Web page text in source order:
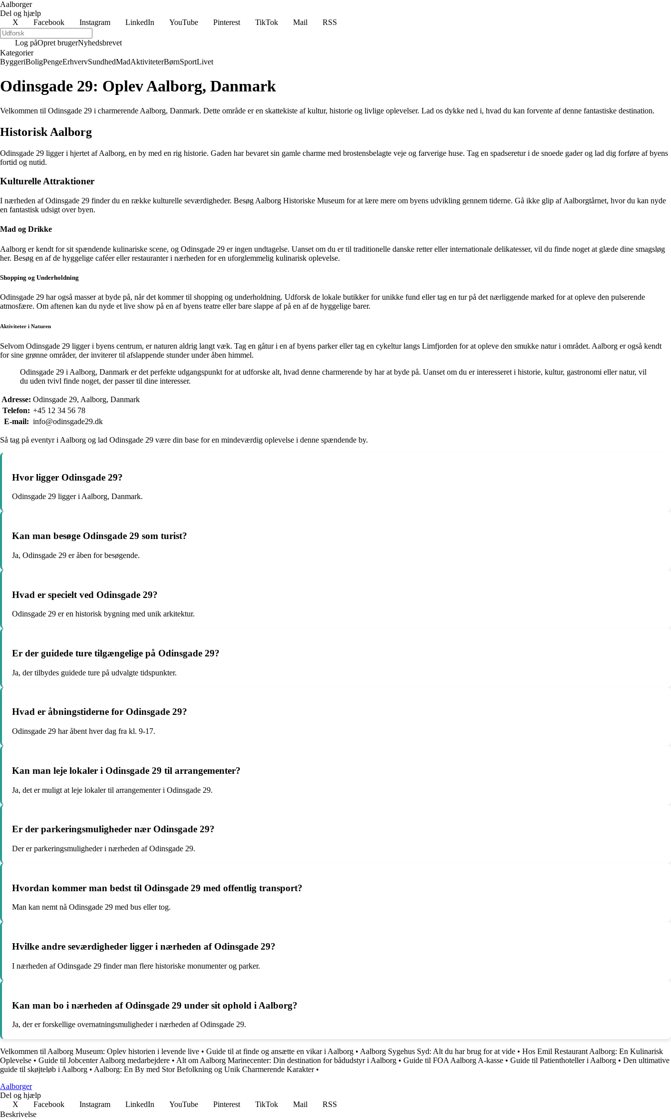
Aalborger
Del og hjælp
X
Facebook Instagram LinkedIn YouTube Pinterest TikTok Mail RSS
Log påOpret brugerNyhedsbrevet
Kategorier
ByggeriBoligPengeErhvervSundhedMadAktiviteterBørnSportLivet
Odinsgade 29: Oplev Aalborg, Danmark
Velkommen til Odinsgade 29 i charmerende Aalborg, Danmark. Dette område er en skattekiste af kultur, historie og livlige oplevelser. Lad os dykke ned i, hvad du kan forvente af denne fantastiske destination.
Historisk Aalborg
Odinsgade 29 ligger i hjertet af Aalborg, en by med en rig historie. Gaden har bevaret sin gamle charme med brostensbelagte veje og farverige huse. Tag en spadseretur i de snoede gader og lad dig forføre af byens
fortid og nutid.
Kulturelle Attraktioner
I nærheden af Odinsgade 29 finder du en række kulturelle seværdigheder. Besøg Aalborg Historiske Museum for at lære mere om byens udvikling gennem tiderne. Gå ikke glip af Aalborgtårnet, hvor du kan nyde
en fantastisk udsigt over byen.
Mad og Drikke
Aalborg er kendt for sit spændende kulinariske scene, og Odinsgade 29 er ingen undtagelse. Uanset om du er til traditionelle danske retter eller internationale delikatesser, vil du finde noget at glæde dine smagsløg
her. Besøg en af de hyggelige caféer eller restauranter i nærheden for en uforglemmelig kulinarisk oplevelse.
Shopping og Underholdning
Odinsgade 29 har også masser at byde på, når det kommer til shopping og underholdning. Udforsk de lokale butikker for unikke fund eller tag en tur på det nærliggende marked for at opleve den pulserende
atmosfære. Om aftenen kan du nyde et live show på en af byens teatre eller bare slappe af på en af de hyggelige barer.
Aktiviteter i Naturen
Selvom Odinsgade 29 ligger i byens centrum, er naturen aldrig langt væk. Tag en gåtur i en af byens parker eller tag en cykeltur langs Limfjorden for at opleve den smukke natur i området. Aalborg er også kendt
for sine grønne områder, der inviterer til afslappende stunder under åben himmel.
Odinsgade 29 i Aalborg, Danmark er det perfekte udgangspunkt for at udforske alt, hvad denne charmerende by har at byde på. Uanset om du er interesseret i historie, kultur, gastronomi eller natur, vil
du uden tvivl finde noget, der passer til dine interesser.
Adresse: Odinsgade 29, Aalborg, Danmark
Telefon: +45 12 34 56 78
E-mail: info@odinsgade29.dk
Så tag på eventyr i Aalborg og lad Odinsgade 29 være din base for en mindeværdig oplevelse i denne spændende by.
Hvor ligger Odinsgade 29?
Odinsgade 29 ligger i Aalborg, Danmark.
Kan man besøge Odinsgade 29 som turist?
Ja, Odinsgade 29 er åben for besøgende.
Hvad er specielt ved Odinsgade 29?
Odinsgade 29 er en historisk bygning med unik arkitektur.
Er der guidede ture tilgængelige på Odinsgade 29?
Ja, der tilbydes guidede ture på udvalgte tidspunkter.
Hvad er åbningstiderne for Odinsgade 29?
Odinsgade 29 har åbent hver dag fra kl. 9-17.
Kan man leje lokaler i Odinsgade 29 til arrangementer?
Ja, det er muligt at leje lokaler til arrangementer i Odinsgade 29.
Er der parkeringsmuligheder nær Odinsgade 29?
Der er parkeringsmuligheder i nærheden af Odinsgade 29.
Hvordan kommer man bedst til Odinsgade 29 med offentlig transport?
Man kan nemt nå Odinsgade 29 med bus eller tog.
Hvilke andre seværdigheder ligger i nærheden af Odinsgade 29?
I nærheden af Odinsgade 29 finder man flere historiske monumenter og parker.
Kan man bo i nærheden af Odinsgade 29 under sit ophold i Aalborg?
Ja, der er forskellige overnatningsmuligheder i nærheden af Odinsgade 29.
Velkommen til Aalborg Museum: Oplev historien i levende live • Guide til at finde og ansætte en vikar i Aalborg • Aalborg Sygehus Syd: Alt du har brug for at vide • Hos Emil Restaurant Aalborg: En Kulinarisk
Oplevelse • Guide til Jobcenter Aalborg medarbejdere • Alt om Aalborg Marinecenter: Din destination for bådudstyr i Aalborg • Guide til FOA Aalborg A-kasse • Guide til Patienthoteller i Aalborg • Den ultimative
guide til skøjteløb i Aalborg • Aalborg: En By med Stor Befolkning og Unik Charmerende Karakter•
Aalborger
Del og hjælp
X
Facebook Instagram LinkedIn YouTube Pinterest TikTok Mail
RSS
Beskrivelse